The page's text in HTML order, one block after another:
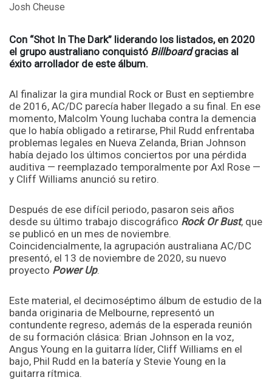
Josh Cheuse
Con “Shot In The Dark” liderando los listados, en 2020
el grupo australiano conquistó Billboardgracias al
éxito arrollador de este álbum.
Al finalizar la gira mundial Rock or Bust en septiembre
de 2016, AC/DC parecía haber llegado a su final. En ese
momento, Malcolm Young luchaba contra la demencia
que lo había obligado a retirarse, Phil Rudd enfrentaba
problemas legales en Nueva Zelanda, Brian Johnson
había dejado los últimos conciertos por una pérdida
auditiva — reemplazado temporalmente por Axl Rose —
y Cliff Williams anunció su retiro.
Después de ese difícil periodo, pasaron seis años
desde su último trabajo discográfico Rock Or Bust, que
se publicó en un mes de noviembre.
Coincidencialmente, la agrupación australiana AC/DC
presentó, el 13 de noviembre de 2020, su nuevo
proyecto Power Up.
Este material, el decimoséptimo álbum de estudio de la
banda originaria de Melbourne, representó un
contundente regreso, además de la esperada reunión
de su formación clásica: Brian Johnson en la voz,
Angus Young en la guitarra líder, Cliff Williams en el
bajo, Phil Rudd en la batería y Stevie Young en la
guitarra rítmica.